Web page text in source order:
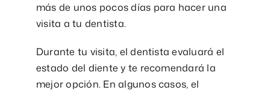
más de unos pocos días para hacer una
visita a tu dentista.
Durante tu visita, el dentista evaluará el
estado del diente y te recomendará la
mejor opción. En algunos casos, el